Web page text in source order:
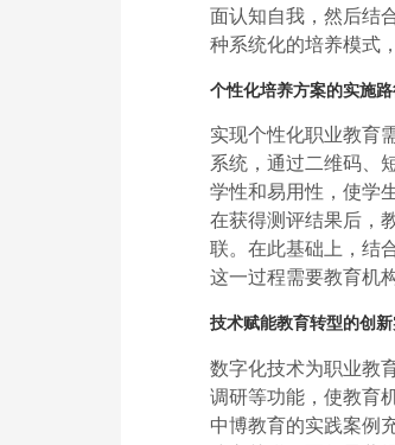
面认知自我，然后结
种系统化的培养模式
个性化培养方案的实施
实现个性化职业教育
系统，通过二维码、
学性和易用性，使学
在获得测评结果后，
联。在此基础上，结
这一过程需要教育机
技术赋能教育转型的创
数字化技术为职业教
调研等功能，使教育
中博教育的实践案例